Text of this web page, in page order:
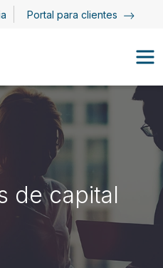
Portal para clientes
de capital